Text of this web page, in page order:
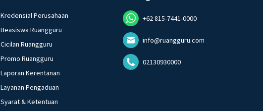
Kredensial Perusahaan
Beasiswa Ruangguru
Cicilan Ruangguru
Promo Ruangguru
Laporan Kerentanan
Layanan Pengaduan
Syarat & Ketentuan
+62 815-7441-0000
info@ruangguru.com
02130930000